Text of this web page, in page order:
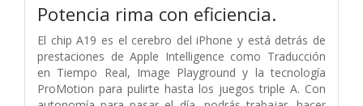
Potencia rima con eficiencia.
El chip A19 es el cerebro del iPhone y está detrás de
prestaciones de Apple Intelligence como Traducción
en Tiempo Real, Image Playground y la tecnología
ProMotion para pulirte hasta los juegos triple A. Con